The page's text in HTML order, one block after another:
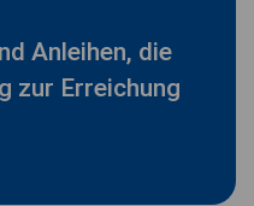
Anleihen, die
zur Erreichung